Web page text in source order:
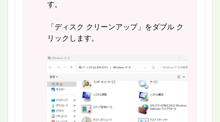
す。
「ディスク クリーンアップ」をダブル ク
リックします。